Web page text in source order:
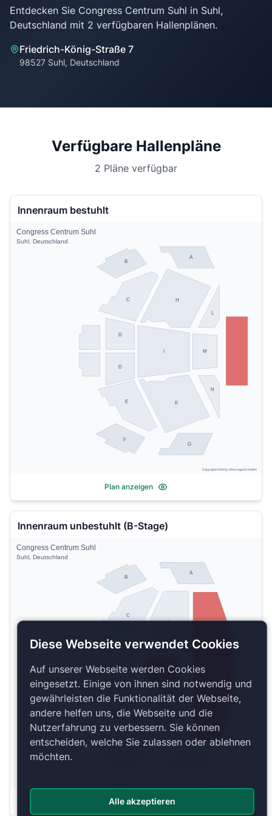
Entdecken Sie Congress Centrum Suhl in Suhl,
Friedrich-König-Straße 7
98527 Suhl, Deutschland
Verfügbare Hallenpläne
2 Pläne verfügbar
Innenraum bestuhlt
H
K
C
D
D
E
G
A
B
F
M
L
N
Congress Centrum Suhl
Suhl, Deutschland
Copyright 2026 by ePassage24 GmbH
Plan anzeigen
Innenraum unbestuhlt (B-Stage)
C
D
E
A
B
L
R
Congress Centrum Suhl
Suhl, Deutschland
Plan anzeigen
Diese Webseite verwendet Cookies
Auf unserer Webseite werden Cookies
eingesetzt. Einige von ihnen sind notwendig und
gewährleisten die Funktionalität der Webseite,
andere helfen uns, die Webseite und die
Nutzerfahrung zu verbessern. Sie können
entscheiden, welche Sie zulassen oder ablehnen
möchten.
Alle akzeptieren